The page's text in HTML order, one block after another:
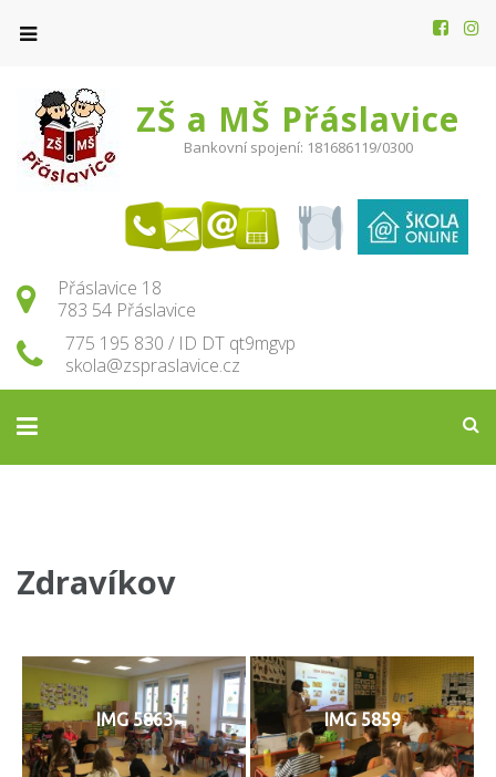
ZŠ a MŠ Přáslavice
Bankovní spojení: 181686119/0300
Přáslavice 18
783 54 Přáslavice
775 195 830 / ID DT qt9mgvp
skola@zspraslavice.cz
Zdravíkov
IMG 5863 IMG 5859